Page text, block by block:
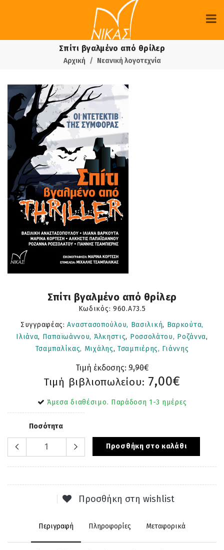
Σπίτι βγαλμένο από θρίλερ
Αρχική Νεανική λογοτεχνία
Σπίτι βγαλμένο από θρίλερ
Κωδικός: 960.Α73.5
Συγγραφέας:Αναστασοπούλου, Βασιλική, Βαρκούτα,
Ιλιάνα, Παπαϊωάννου, Άλκηστις, Ροσσολάτου, Ροζάννα,
Τσαμπαλίκας, Μιχάλης,Τσαμπιέρης, Γιάννης
Τιμή έκδοσης: 9,90€
Τιμή βιβλιοπωλείου: 7,00€
Άμεσα διαθέσιμο. Παράδοση 1-3 ημέρες
Ποσότητα
Προσθήκη στο καλάθι
Προσθήκη στη wishlist
Περιγραφή Πληροφορίες Μεταφορικά